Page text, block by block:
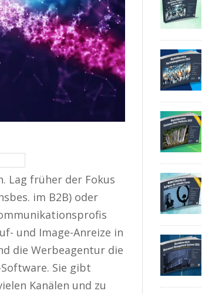
Lag früher der Fokus
im B2B) oder
und Image-Anreize in
die Werbeagentur die
Sie gibt
Kanälen und zu